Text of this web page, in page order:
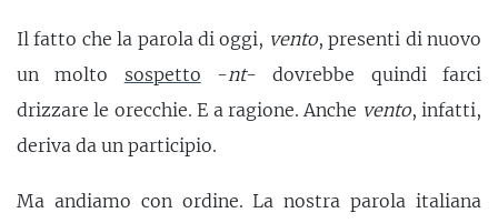
Il fatto che la parola di oggi, vento, presenti di nuovo
un molto sospetto -nt- dovrebbe quindi farci
drizzare le orecchie. E a ragione. Anche vento, infatti,
deriva da un participio.
Ma andiamo con ordine. La nostra parola italiana